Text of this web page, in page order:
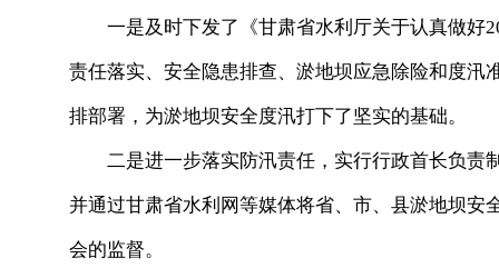
一是及时下发了《甘肃省水利厅关于认真做好
责任落实、安全隐患排查、淤地坝应急除险和度汛
排部署，为淤地坝安全度汛打下了坚实的基础。
二是进一步落实防汛责任，实行行政首长负责
并通过甘肃省水利网等媒体将省、市、县淤地坝
会的监督。